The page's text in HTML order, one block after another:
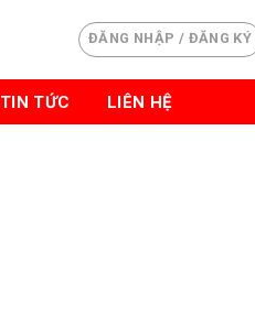
ĐĂNG NHẬP / ĐĂNG KÝ
TIN TỨC LIÊN HỆ